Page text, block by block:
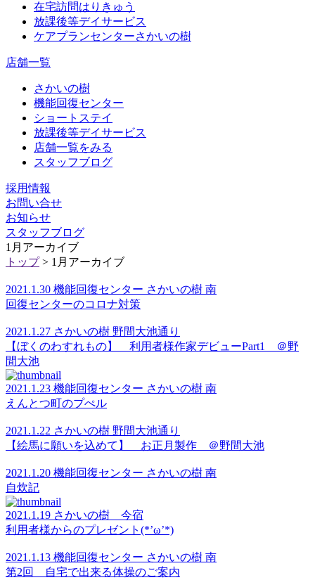
在宅訪問はりきゅう
放課後等デイサービス
ケアプランセンターさかいの樹
店舗一覧
さかいの樹
機能回復センター
ショートステイ
放課後等デイサービス
店舗一覧をみる
スタッフブログ
採用情報
お問い合せ
お知らせ
スタッフブログ
1月アーカイブ
トップ> 1月アーカイブ
2021.1.30 機能回復センター さかいの樹 南
回復センターのコロナ対策
2021.1.27 さかいの樹 野間大池通り
【ぼくのわすれもの】 利用者様作家デビューPart1 ＠野
間大池
2021.1.23 機能回復センター さかいの樹 南
えんとつ町のプぺル
2021.1.22 さかいの樹 野間大池通り
【絵馬に願いを込めて】 お正月製作 ＠野間大池
2021.1.20 機能回復センター さかいの樹 南
自炊記
2021.1.19 さかいの樹 今宿
利用者様からのプレゼント(*’ω’*)
2021.1.13 機能回復センター さかいの樹 南
第2回 自宅で出来る体操のご案内